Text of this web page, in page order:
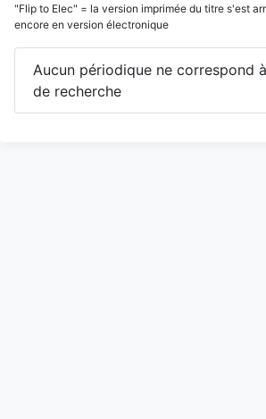
"Flip to Elec" = la version imprimée du titre s'est
encore en version électronique
Aucun périodique ne correspond
de recherche